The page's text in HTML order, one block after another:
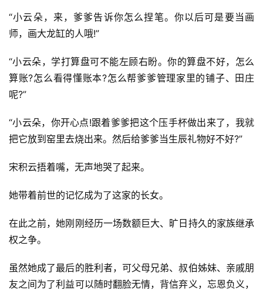
“小云朵，来，爹爹告诉你怎么捏笔。你以后可是要当画
师，画大龙缸的人哦!”
“小云朵，学打算盘可不能左顾右盼。你的算盘不好，怎么
算账?怎么看得懂账本?怎么帮爹爹管理家里的铺子、田庄
呢?”
“小云朵，你开心点!跟着爹爹把这个压手杯做出来了，我就
把它放到窑里去烧出来。然后给爹爹当生辰礼物好不好?”
宋积云捂着嘴，无声地哭了起来。
她带着前世的记忆成为了这家的长女。
在此之前，她刚刚经历一场数额巨大、旷日持久的家族继承
权之争。
虽然她成了最后的胜利者，可父母兄弟、叔伯姊妹、亲戚朋
友之间为了利益可以随时翻脸无情，背信弃义，忘恩负义，